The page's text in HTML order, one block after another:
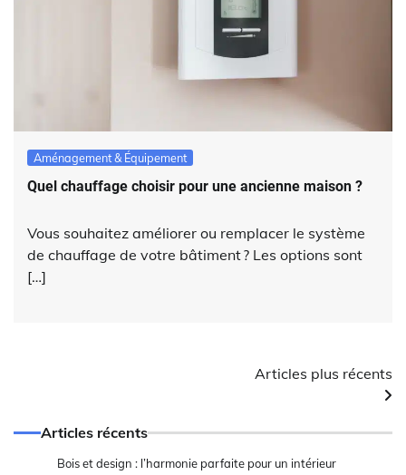
Aménagement & Équipement
Quel chauffage choisir pour une ancienne maison ?
Vous souhaitez améliorer ou remplacer le système
de chauffage de votre bâtiment ? Les options sont
[…]
articles
Articles plus récents
Articles récents
Bois et design : l’harmonie parfaite pour un intérieur